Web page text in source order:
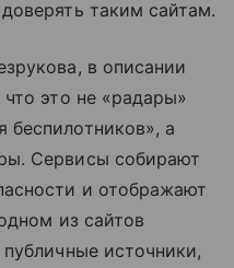
таким сайтам.
в описании
это не «радары»
а
Сервисы собирают
и отображают
из сайтов
источники,